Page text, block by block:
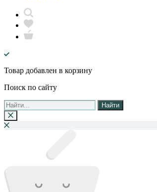
Товар добавлен в корзину
Поиск по сайту
Найти